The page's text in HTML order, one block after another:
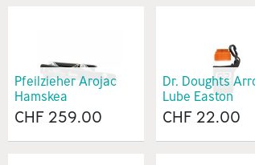
Pfeilzieher Arojac
Hamskea
CHF 259.00
Dr. Doughts
Lube Easton
CHF 22.00